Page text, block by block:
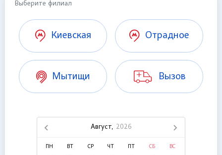
Выберите филиал
Киевская Отрадное
Мытищи Вызов
Август, 2026
ПН ВТ СР ЧТ СБ ВС